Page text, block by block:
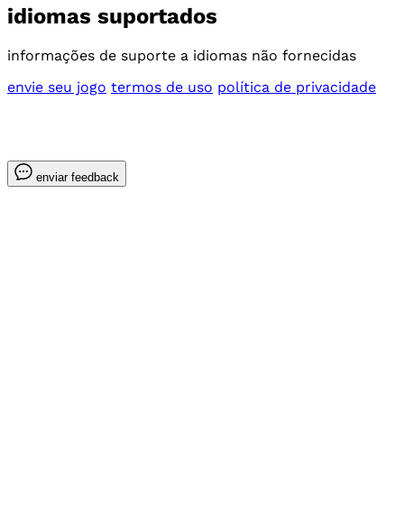
idiomas suportados
informações de suporte a idiomas não fornecidas
envie seu jogo termos de uso política de privacidade
enviar feedback